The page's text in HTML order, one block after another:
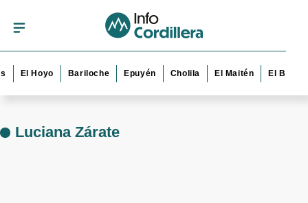
El Hoyo Bariloche Epuyén Cholila El Maitén El Bolsón
Luciana Zárate